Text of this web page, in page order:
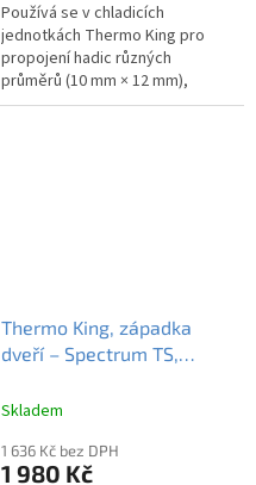
Používá se v chladicích
jednotkách Thermo King pro
propojení hadic různých
průměrů (10 mm × 12 mm),
zejména v místech, kde není
Thermo King, západka
dveří – Spectrum TS,
Skladem
1 636 Kč bez DPH
1 980 Kč